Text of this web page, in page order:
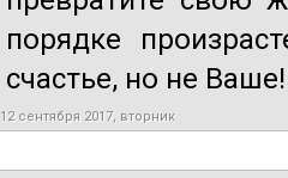
порядке
счастье, но не
12 сентября 2017, вторник